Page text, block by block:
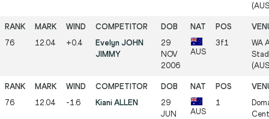
76 12.04 +0.4
Evelyn JOHN
JIMMY
29
NOV
2006
AUS
3f1
WA
76 12.04 -1.6 Kiani ALLEN
29
JUN
AUS
1